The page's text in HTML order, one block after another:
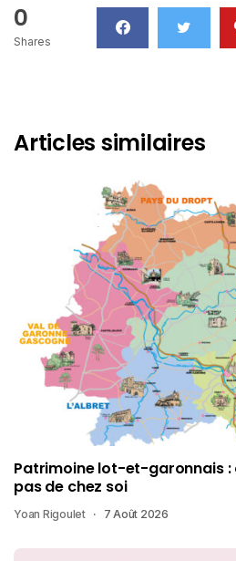
0
Shares
Articles similaires
Patrimoine lot-et-garonnais :
pas de chez soi
Yoan Rigoulet 7 Août 2026